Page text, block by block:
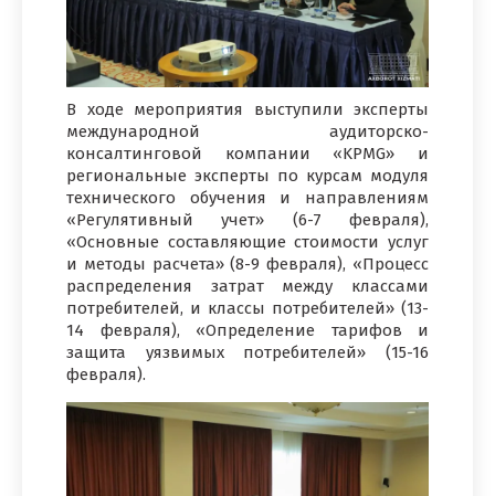
В ходе мероприятия выступили эксперты
международной аудиторско-
консалтинговой компании «KPMG» и
региональные эксперты по курсам модуля
технического обучения и направлениям
«Регулятивный учет» (6-7 февраля),
«Основные составляющие стоимости услуг
и методы расчета» (8-9 февраля), «Процесс
распределения затрат между классами
потребителей, и классы потребителей» (13-
14 февраля), «Определение тарифов и
защита уязвимых потребителей» (15-16
февраля).